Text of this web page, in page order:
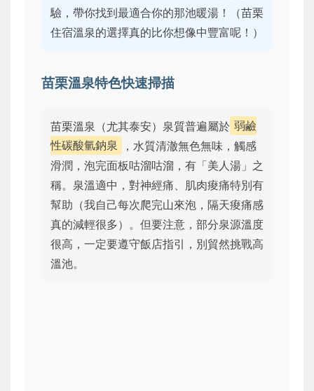
驗，帶你找到最適合你的那池暖湯！（苗栗
住宿溫泉的選擇真的比你想像中豐富呢！）
苗栗溫泉特色快速掃描
苗栗溫泉（尤其泰安）泉質普遍屬於 弱鹼
性碳酸氫鈉泉
，水質清澈無色無味，觸感
滑潤，泡完面板咕溜咕溜，有「美人湯」之
稱。泉溫適中，對神經痛、肌肉痠痛特別有
幫助（我自己每次爬完山來泡，隔天痠痛感
真的減輕很多）。但要注意，部分泉源溫度
很高，一定要遵守飯店指引，別貿然挑戰高
溫池。